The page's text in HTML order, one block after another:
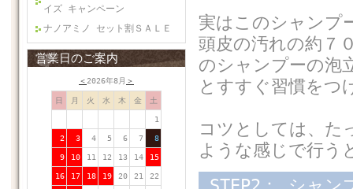
イズ キャンペーン
ナノアミノ セット割ＳＡＬＥ
営業日のご案内
＜ 2026年8月 ＞
日 月 火 水 木 金 土
1
2 3 4 5 6 7 8
9 10 11 12 13 14 15
16 17 18 19 20 21 22
実はこのシャンプ
頭皮の汚れの約７
のシャンプーの泡
とすすぐ習慣をつ
コツとしては、た
ような感じで行う